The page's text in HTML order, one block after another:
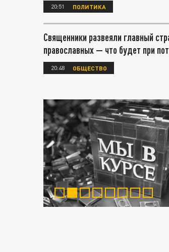
20:51 ПОЛИТИКА
Священники развеяли главный
православных — что будет при
20:48 ОБЩЕСТВО